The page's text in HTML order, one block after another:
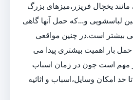
یخچال فریزر،میزهای بزرگ
لباسشویی و...که حمل آنها گاهی
بیشتر است.در چنین مواقعی
حمل بار اهمیت بیشتری پیدا می
مهم است چون در زمان اسباب
امکان وسایل،اسباب و اثاثیه